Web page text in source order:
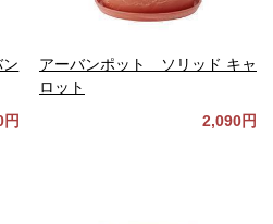
ン
アーバンポット ソリッド キャ
ロット
2,090円